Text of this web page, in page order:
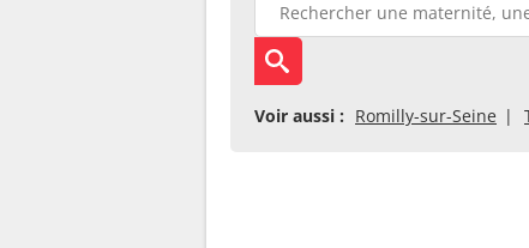
Voir aussi : Romilly-sur-Seine